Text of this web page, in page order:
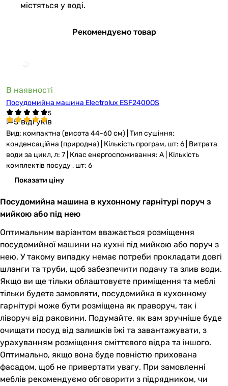
містяться у воді.
Рекомендуємо товар
В наявності
Посудомийна машина Electrolux ESF2400OS
5 відгуків
Вид: компактна (висота 44-60 см) | Тип сушіння:
конденсаційна (природна) | Кількість програм, шт: 6 | Витрата
води за цикл, л: 7 | Клас енергоспоживання: A | Кількість
комплектів посуду , шт: 6
Показати ціну
Посудомийна машина в кухонному гарнітурі поруч з
мийкою або під нею
Оптимальним варіантом вважається розміщення
посудомийної машини на кухні під мийкою або поруч з
нею. У такому випадку немає потреби прокладати довгі
шланги та труби, щоб забезпечити подачу та злив води.
Якщо ви ще тільки облаштовуєте приміщення та меблі
тільки будете замовляти, посудомийка в кухонному
гарнітурі може бути розміщена як праворуч, так і
ліворуч від раковини. Подумайте, як вам зручніше буде
очищати посуд від залишків їжі та завантажувати, з
урахуванням розміщення сміттєвого відра та іншого.
Оптимально, якщо вона буде повністю прихована
фасадом, щоб не привертати увагу. При замовленні
меблів рекомендуємо обговорити з підрядником, чи